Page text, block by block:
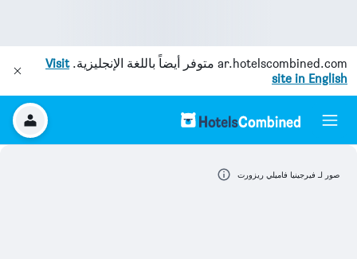
ar.hotelscombined.com متوفر أيضاً باللغة الإنجليزية.Visit
site in English
صور لـ فيرجينيا فاميلي ريزورت